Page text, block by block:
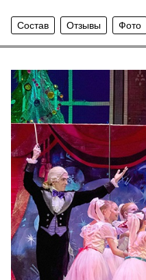
Состав Отзывы Фото